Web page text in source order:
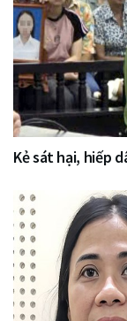
Kẻ sát hại, hiếp